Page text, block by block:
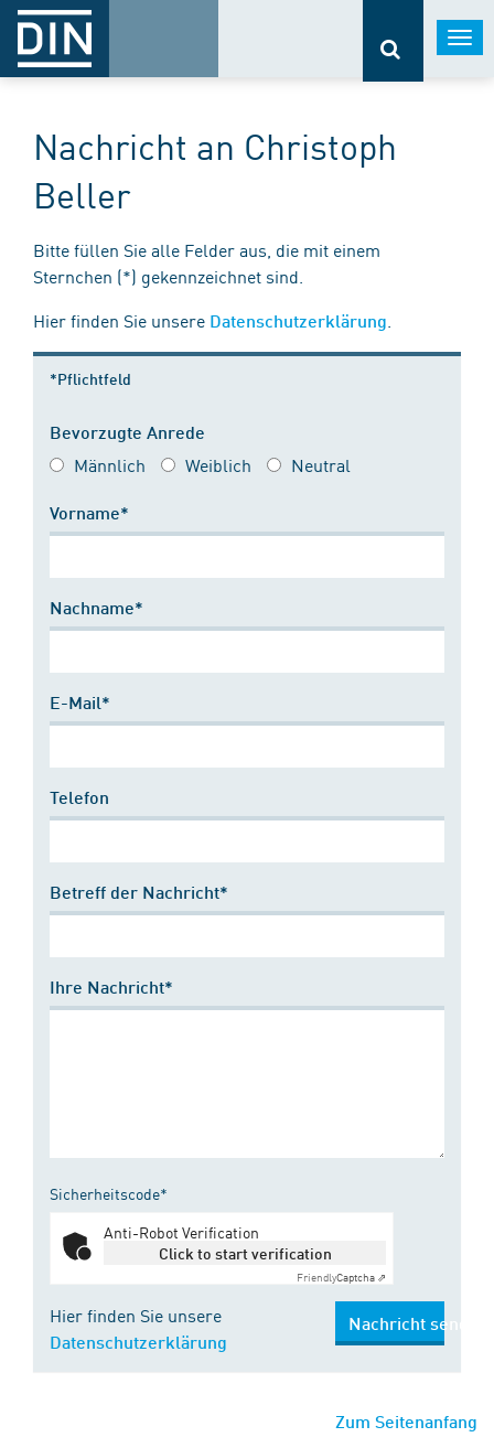
Nachricht an Christoph
Beller
Bitte füllen Sie alle Felder aus, die mit einem
Sternchen (*) gekennzeichnet sind.
Hier finden Sie unsere Datenschutzerklärung
*Pflichtfeld
Bevorzugte Anrede
Männlich Weiblich Neutral
Vorname*
Nachname*
E-Mail*
Telefon
Betreff der Nachricht*
Ihre Nachricht*
Sicherheitscode*
Anti-Robot Verification
Click to start verification
FriendlyCaptcha ⇗
Hier finden Sie unsere
Datenschutzerklärung
Nachricht senden
Zum Seitenanfang